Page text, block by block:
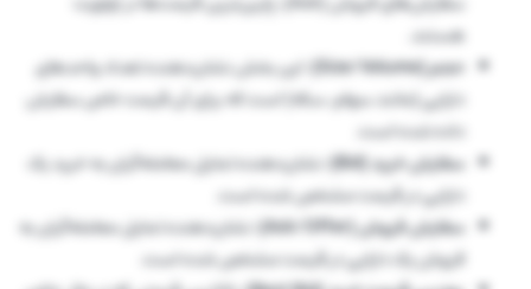
هستند.
حجم (Size/Volume):
این بخش نشان‌دهنده تعداد واحدهای
دارایی (مانند سهام، سکه) است که برای آن قیمت خاص سفارش
داده شده است.
سفارش خرید (Bid):
نشان‌دهنده تمایل معامله‌گران به خرید یک
دارایی در قیمت مشخص شده است.
سفارش فروش (Ask/Offer):
نشان‌دهنده تمایل معامله‌گران به
فروش یک دارایی در قیمت مشخص شده است.